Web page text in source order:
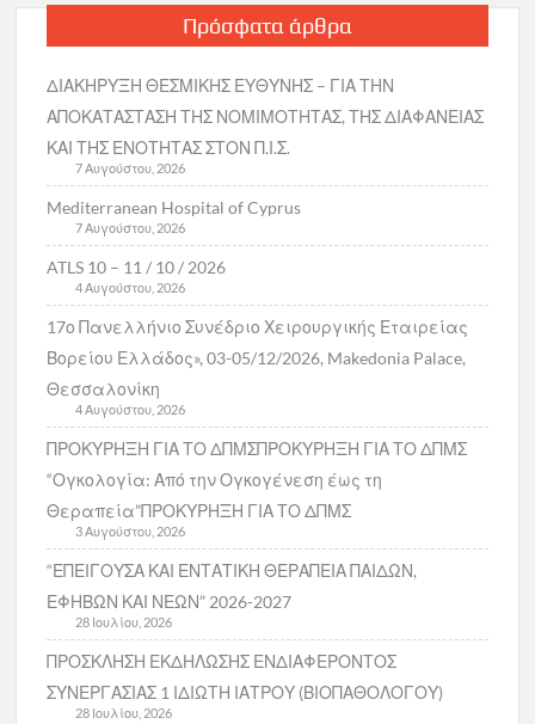
Πρόσφατα άρθρα
ΔΙΑΚΗΡΥΞΗ ΘΕΣΜΙΚΗΣ ΕΥΘΥΝΗΣ – ΓΙΑ ΤΗΝ
ΑΠΟΚΑΤΑΣΤΑΣΗ ΤΗΣ ΝΟΜΙΜΟΤΗΤΑΣ, ΤΗΣ ΔΙΑΦΑΝΕΙΑΣ
ΚΑΙ ΤΗΣ ΕΝΟΤΗΤΑΣ ΣΤΟΝ Π.Ι.Σ.
7 Αυγούστου, 2026
Mediterranean Hospital of Cyprus
7 Αυγούστου, 2026
ATLS 10 – 11 / 10 / 2026
4 Αυγούστου, 2026
17ο Πανελλήνιο Συνέδριο Χειρουργικής Εταιρείας
Βορείου Ελλάδος», 03-05/12/2026, Makedonia Palace,
Θεσσαλονίκη
4 Αυγούστου, 2026
ΠΡΟΚΥΡΗΞΗ ΓΙΑ ΤΟ ΔΠΜΣΠΡΟΚΥΡΗΞΗ ΓΙΑ ΤΟ ΔΠΜΣ
“Ογκολογία: Από την Ογκογένεση έως τη
Θεραπεία”ΠΡΟΚΥΡΗΞΗ ΓΙΑ ΤΟ ΔΠΜΣ
3 Αυγούστου, 2026
“ΕΠΕΙΓΟΥΣΑ ΚΑΙ ΕΝΤΑΤΙΚΗ ΘΕΡΑΠΕΙΑ ΠΑΙΔΩΝ,
ΕΦΗΒΩΝ ΚΑΙ ΝΕΩΝ” 2026-2027
28 Ιουλίου, 2026
ΠΡΟΣΚΛΗΣΗ ΕΚΔΗΛΩΣΗΣ ΕΝΔΙΑΦΕΡΟΝΤΟΣ
ΣΥΝΕΡΓΑΣΙΑΣ 1 ΙΔΙΩΤΗ ΙΑΤΡΟΥ (ΒΙΟΠΑΘΟΛΟΓΟΥ)
28 Ιουλίου, 2026